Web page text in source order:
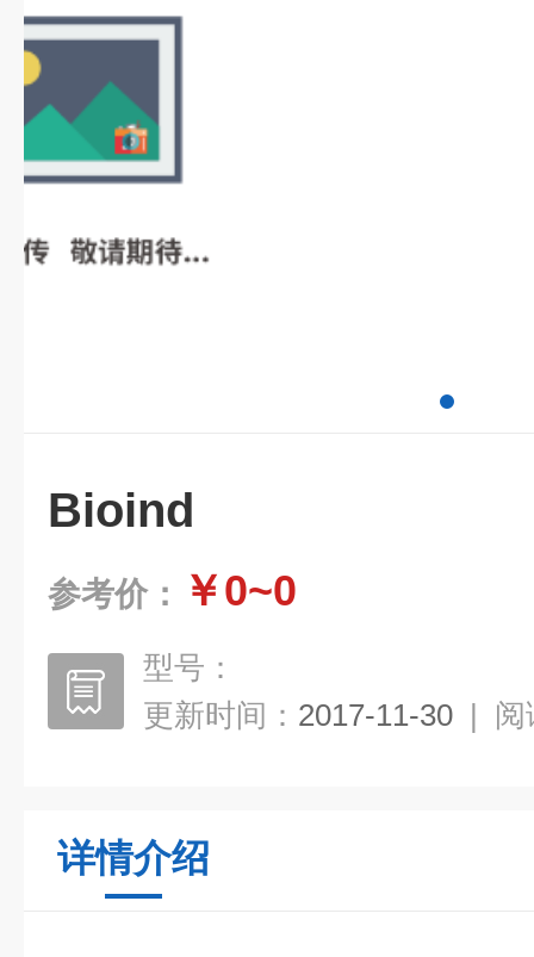
Bioind
参考价： ￥0~0
型号：
更新时间： 2017-11-30 | 阅
详情介绍